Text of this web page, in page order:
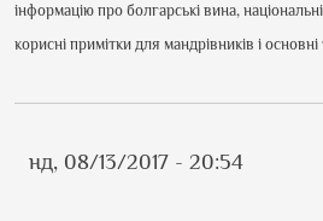
інформацію про болгарські вина,
корисні примітки для мандрівників і
нд, 08/13/2017 - 20:54